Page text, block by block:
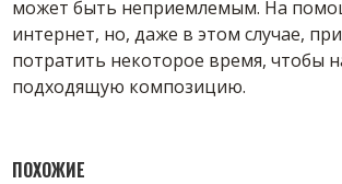
может быть неприемлемым. На
интернет, но, даже в этом случае,
потратить некоторое время, чтобы
подходящую композицию.
ПОХОЖИЕ